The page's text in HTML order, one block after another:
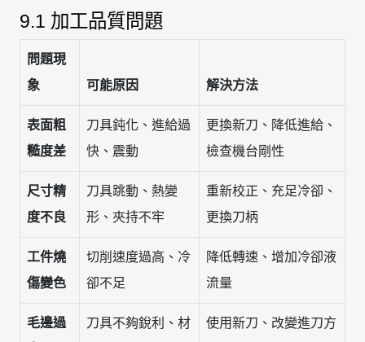
9.1 加工品質問題
問題現
象
可能原因 解決方法
表面粗
糙度差
刀具鈍化、進給過
快、震動
更換新刀、降低進給、
檢查機台剛性
尺寸精
度不良
刀具跳動、熱變
形、夾持不牢
重新校正、充足冷卻、
更換刀柄
工件燒
傷變色
切削速度過高、冷
卻不足
降低轉速、增加冷卻液
流量
毛邊過
刀具不夠銳利、材
使用新刀、改變進刀方